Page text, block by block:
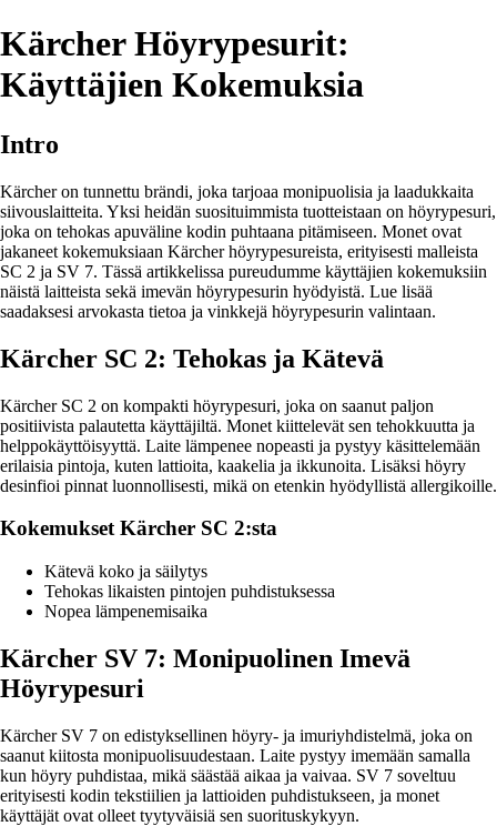
Kärcher Höyrypesurit:
Käyttäjien Kokemuksia
Intro
Kärcher on tunnettu brändi, joka tarjoaa monipuolisia ja laadukkaita
siivouslaitteita. Yksi heidän suosituimmista tuotteistaan on höyrypesuri,
joka on tehokas apuväline kodin puhtaana pitämiseen. Monet ovat
jakaneet kokemuksiaan Kärcher höyrypesureista, erityisesti malleista
SC 2 ja SV 7. Tässä artikkelissa pureudumme käyttäjien kokemuksiin
näistä laitteista sekä imevän höyrypesurin hyödyistä. Lue lisää
saadaksesi arvokasta tietoa ja vinkkejä höyrypesurin valintaan.
Kärcher SC 2: Tehokas ja Kätevä
Kärcher SC 2 on kompakti höyrypesuri, joka on saanut paljon
positiivista palautetta käyttäjiltä. Monet kiittelevät sen tehokkuutta ja
helppokäyttöisyyttä. Laite lämpenee nopeasti ja pystyy käsittelemään
erilaisia pintoja, kuten lattioita, kaakelia ja ikkunoita. Lisäksi höyry
desinfioi pinnat luonnollisesti, mikä on etenkin hyödyllistä allergikoille.
Kokemukset Kärcher SC 2:sta
Kätevä koko ja säilytys
Tehokas likaisten pintojen puhdistuksessa
Nopea lämpenemisaika
Kärcher SV 7: Monipuolinen Imevä
Höyrypesuri
Kärcher SV 7 on edistyksellinen höyry- ja imuriyhdistelmä, joka on
saanut kiitosta monipuolisuudestaan. Laite pystyy imemään samalla
kun höyry puhdistaa, mikä säästää aikaa ja vaivaa. SV 7 soveltuu
erityisesti kodin tekstiilien ja lattioiden puhdistukseen, ja monet
käyttäjät ovat olleet tyytyväisiä sen suorituskykyyn.